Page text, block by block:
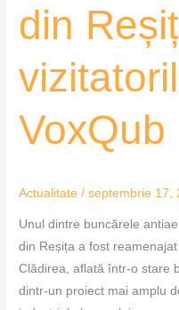
din
VoxQub
Actualitate /septembrie 17,
Unul dintre buncărele
din Reșița a fost
Clădirea, aflată într-o stare
dintr-un proiect mai amplu